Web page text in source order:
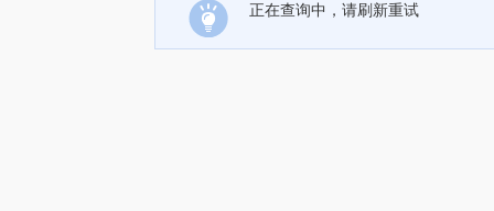
正在查询中，请刷新重试